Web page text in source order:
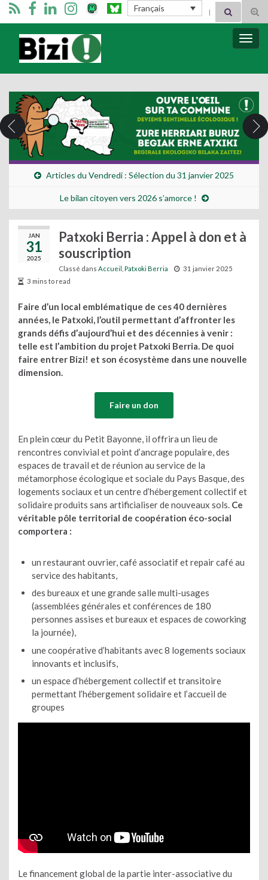
Français Search for:
Bizimugi
Articles du Vendredi : Sélection du 31 janvier 2025
Le bilan citoyen vers 2026 s’amorce !
JAN
31
2025
Patxoki Berria : Appel à don et à
souscription
Classé dans Accueil Patxoki Berria
31 janvier 2025
3 mins to read
Faire d’un local emblématique de ces 40 dernières
années, le Patxoki, l’outil permettant d’affronter les
grands défis d’aujourd’hui et des décennies à venir :
telle est l’ambition du projet Patxoki Berria. De quoi
faire entrer Bizi! et son écosystème dans une nouvelle
dimension.
Faire un don
En plein cœur du Petit Bayonne, il offrira un lieu de
rencontres convivial et point d’ancrage populaire, des
espaces de travail et de réunion au service de la
métamorphose écologique et sociale du Pays Basque, des
logements sociaux et un centre d’hébergement collectif et
solidaire produits sans artificialiser de nouveaux sols. Ce
véritable pôle territorial de coopération éco-social
comportera :
un restaurant ouvrier, café associatif et repair café au
service des habitants,
des bureaux et une grande salle multi-usages
(assemblées générales et conférences de 180
personnes assises et bureaux et espaces de coworking
la journée),
une coopérative d’habitants avec 8 logements sociaux
innovants et inclusifs,
un espace d’hébergement collectif et transitoire
permettant l’hébergement solidaire et l’accueil de
groupes
Le financement global de la partie inter-associative du